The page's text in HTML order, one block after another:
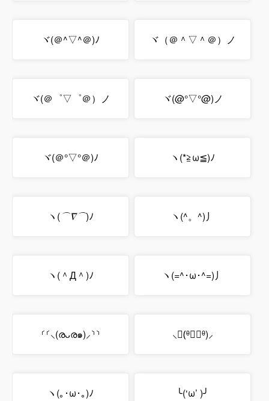
ヾ(＠^▽^＠)ﾉ ヾ（＠＾▽＾＠）ノ
ヾ(＠゜▽゜＠）ノ ヾ(@°▽°@)ノ
ヾ(＠°▽°＠)ﾉ ヽ(*≧ω≦)ﾉ
ヽ(⌒∇⌒)ﾉ ヽ(^。^)丿
ヽ(＾Д＾)ﾉ ヽ(=^･ω･^=)丿
⸂⸂⸜(രᴗര๑)⸝⸃⸃ ⸜(ّᶿധّᶿ)⸝
ヽ(｡･ω･｡)ﾉ ╰(‘ω’ )╯